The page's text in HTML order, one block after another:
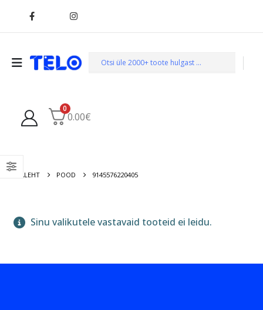
0
0.00€
AVALEHT POOD 9145576220405
Sinu valikutele vastavaid tooteid ei leidu.